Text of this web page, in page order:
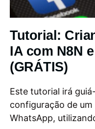
Tutorial:
IA com N8N
(GRÁTIS)
Este tutorial irá
configuração de
WhatsApp,